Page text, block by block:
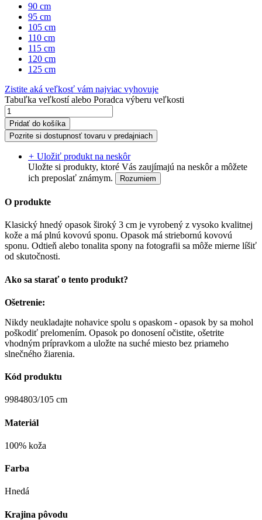
90 cm
95 cm
105 cm
110 cm
115 cm
120 cm
125 cm
Zistite aká veľkosť vám najviac vyhovuje
Tabuľka veľkostí alebo Poradca výberu veľkosti
Pridať do košíka
Pozrite si dostupnosť tovaru v predajniach
+ Uložiť produkt na neskôr
Uložte si produkty, ktoré Vás zaujímajú na neskôr a môžete
ich preposlať známym.
Rozumiem
O produkte
Klasický hnedý opasok široký 3 cm je vyrobený z vysoko kvalitnej
kože a má plnú kovovú sponu. Opasok má striebornú kovovú
sponu. Odtieň alebo tonalita spony na fotografii sa môže mierne líšiť
od skutočnosti.
Ako sa starať o tento produkt?
Ošetrenie:
Nikdy neukladajte nohavice spolu s opaskom - opasok by sa mohol
poškodiť prelomením. Opasok po donosení očistite, ošetrite
vhodným prípravkom a uložte na suché miesto bez priameho
slnečného žiarenia.
Kód produktu
9984803/105 cm
Materiál
100% koža
Farba
Hnedá
Krajina pôvodu